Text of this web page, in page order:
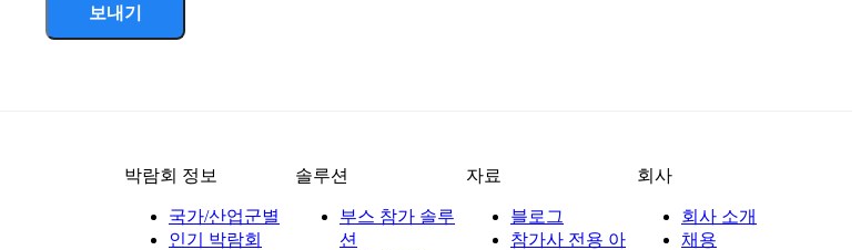
보내기
박람회 정보
국가/산업군별
인기 박람회
솔루션
부스 참가 솔루
션
자료
블로그
참가사 전용 아
회사
회사 소개
채용